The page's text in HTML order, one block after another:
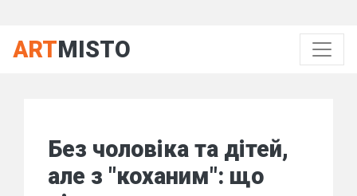
ARTMISTO
Без чоловіка та дітей,
але з "коханим": що